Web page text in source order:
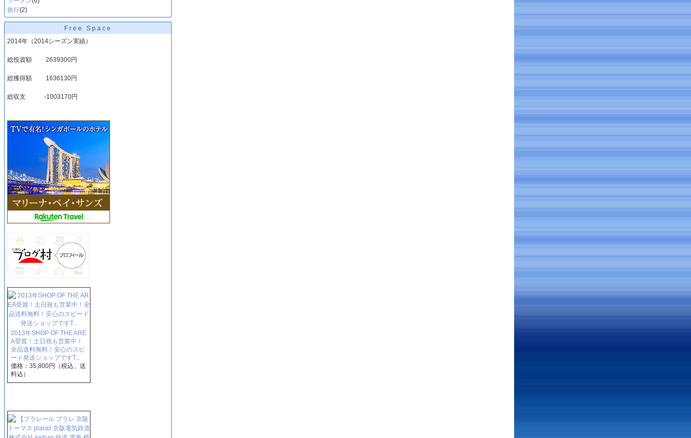
旅行(2)
Free Space
2014年（2014シーズン実績）
総投資額 2639300円
総獲得額 1636130円
総収支 -1003170円
2013年SHOP OF THE ARE
A受賞！土日祝も営業中！
全品送料無料！安心のスピ
ード発送ショップですT...
価格：35,800円（税込、送
料込）